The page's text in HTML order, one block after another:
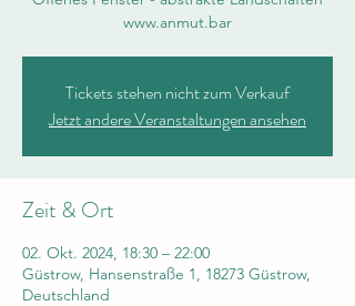
www.anmut.bar
Tickets stehen nicht zum Verkauf
Jetzt andere Veranstaltungen ansehen
Zeit & Ort
02. Okt. 2024, 18:30 – 22:00
Güstrow, Hansenstraße 1, 18273 Güstrow,
Deutschland